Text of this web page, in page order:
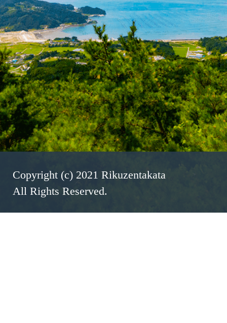
Copyright (c) 2021 Rikuzentakata
All Rights Reserved.